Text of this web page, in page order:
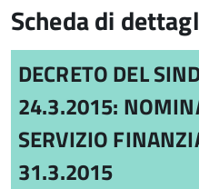
Scheda di
DECRETO DEL
24.3.2015:
SERVIZIO
31.3.2015